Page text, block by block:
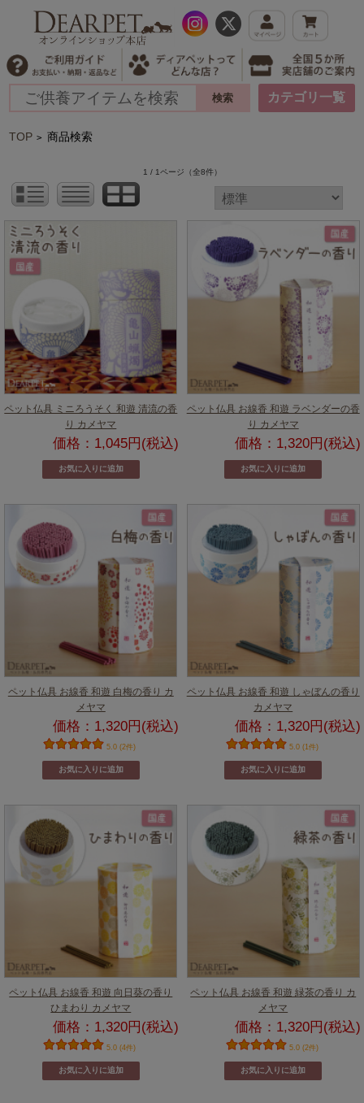
カテゴリ一覧
TOP > 商品検索
1 / 1ページ （全8件）
ペット仏具 ミニろうそく 和遊 清流の香
り カメヤマ
価格：1,045円(税込)
ペット仏具 お線香 和遊 ラベンダーの香
り カメヤマ
価格：1,320円(税込)
ペット仏具 お線香 和遊 白梅の香り カ
メヤマ
価格：1,320円(税込)
5.0 (2件)
ペット仏具 お線香 和遊 しゃぼんの香り
カメヤマ
価格：1,320円(税込)
5.0 (1件)
ペット仏具 お線香 和遊 向日葵の香り
ひまわり カメヤマ
価格：1,320円(税込)
5.0 (4件)
ペット仏具 お線香 和遊 緑茶の香り カ
メヤマ
価格：1,320円(税込)
5.0 (2件)